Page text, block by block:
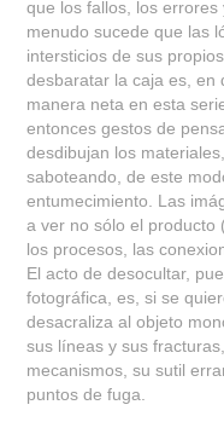
que los fallos, los
menudo sucede que las
intersticios de sus
desbaratar la caja es, en
manera neta en esta
entonces gestos de
desdibujan los
saboteando, de este
entumecimiento. Las
a ver no sólo el producto
los procesos, las
El acto de desocultar,
fotográfica, es, si se
desacraliza al objeto
sus líneas y sus
mecanismos, su sutil
puntos de fuga.